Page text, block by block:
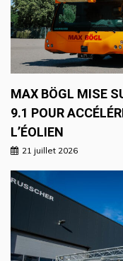
MAX BÖGL MISE
9.1 POUR
L’ÉOLIEN
21 juillet 2026